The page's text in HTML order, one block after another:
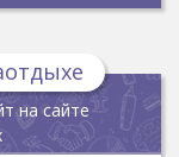
на сайте